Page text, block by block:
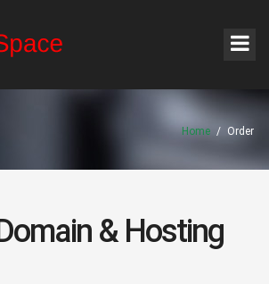
Home / Order
& Hosting